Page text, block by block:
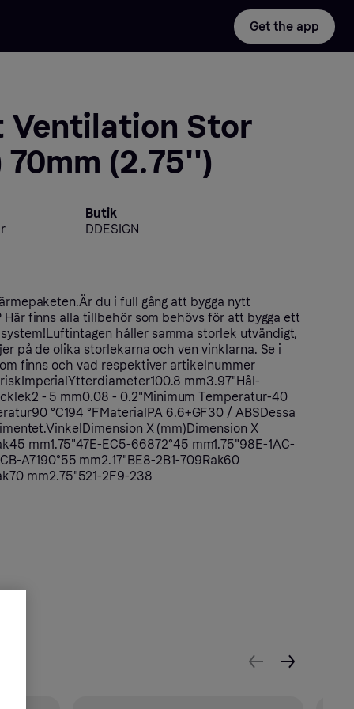
Get the app
Ventilation Stor
(2.75'')
Butik
DDESIGN
du i full gång att bygga nytt
finns alla tillbehör som behövs för att bygga ett
håller samma storlek utvändigt,
på de olika storlekarna och ven vinklarna. Se i
finns och vad respektiver artikelnummer
mm3.97"Hål-
- 5 mm0.08 - 0.2"Minimum Temperatur-40
°C194 °FMaterialPA 6.6+GF30 / ABSDessa
X (mm)Dimension X
mm1.75"47E-EC5-66872°45 mm1.75"98E-1AC-
A7190°55 mm2.17"BE8-2B1-709Rak60
mm2.75"521-2F9-238